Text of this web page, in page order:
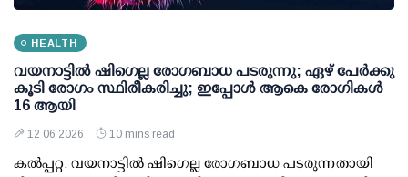
HEALTH
വയനാട്ടിൽ ഷിഗെല്ല രോഗബാധ പടരുന്നു; ഏഴ് പേർക്കു
കൂടി രോഗം സ്ഥിരീകരിച്ചു; ഇപ്പോൾ ആകെ രോഗികൾ
16 ആയി
12 06 2026 10 mins read
കൽപ്പറ്റ: വയനാട്ടിൽ ഷിഗെല്ല രോഗബാധ പടരുന്നതായി